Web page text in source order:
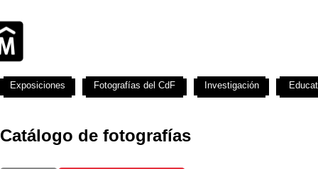
Catálogo de fotografías
Exposiciones Fotografías del CdF Investigación